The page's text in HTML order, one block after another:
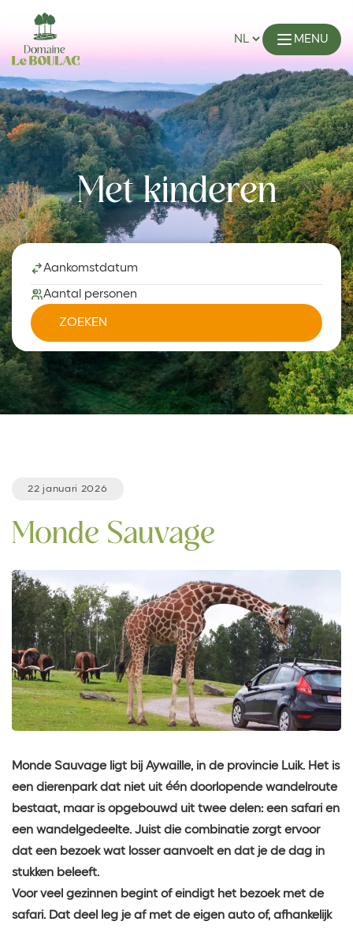
MENU
Met kinderen
Aankomstdatum
Aantal personen
22 januari 2026
Monde Sauvage
Monde Sauvage ligt bij Aywaille, in de provincie Luik. Het is
een dierenpark dat niet uit één doorlopende wandelroute
bestaat, maar is opgebouwd uit twee delen: een safari en
een wandelgedeelte. Juist die combinatie zorgt ervoor
dat een bezoek wat losser aanvoelt en dat je de dag in
stukken beleeft.
Voor veel gezinnen begint of eindigt het bezoek met de
safari. Dat deel leg je af met de eigen auto of, afhankelijk